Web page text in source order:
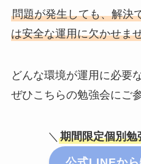
問題が発生しても、解決
は安全な運用に欠かせま
どんな環境が運用に必要
ぜひこちらの勉強会にご
＼ 期間限定個別